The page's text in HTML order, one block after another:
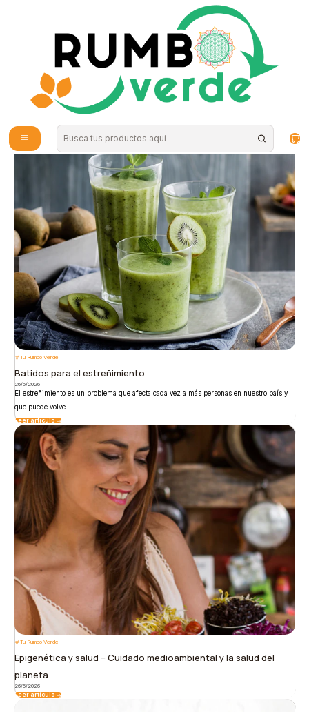
Envío gratis por compras sobre los 59.990 en la provincia de Santiago
Batidos para el estreñimiento
Batidos para el
estreñimiento
Tu Rumbo Verde
Batidos para el estreñimiento
26/5/2026
El estreñimiento es un problema que afecta cada vez a más personas en nuestro país y
que puede volve...
Leer artículo
Tu Rumbo Verde
Epigenética y salud – Cuidado medioambiental y la salud del
planeta
26/5/2026
Leer artículo